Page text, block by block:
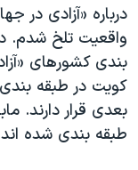
اسرائیل در جنگ
نرگس محمدی برنده
همایش
صفحه‌های ویژه
سفر پرزیدنت
درباره «آزادی در
واقعیت تلخ شدم.
بندی کشورهای
کویت در طبقه
بعدی قرار دارند.
طبقه بندی شده